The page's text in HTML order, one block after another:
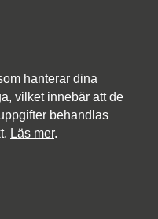
hanterar dina
vilket innebär att de
behandlas
Läs mer.